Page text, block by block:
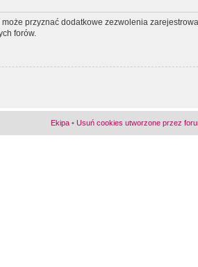
przyznać dodatkowe zezwolenia
forów.
Ekipa • Usuń cookies utworzone przez